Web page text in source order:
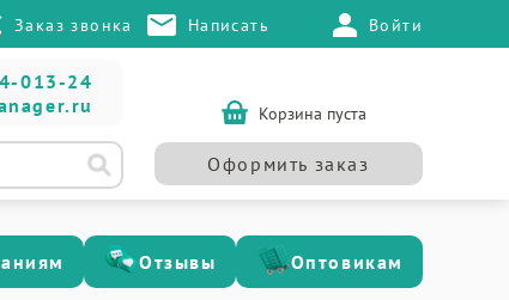
Заказ звонка Написать Войти
013-24
Корзина пуста
Оформить заказ
Отзывы Оптовикам